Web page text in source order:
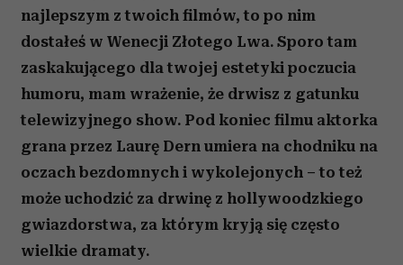
najlepszym z twoich filmów, to po nim
dostałeś w Wenecji Złotego Lwa. Sporo tam
zaskakującego dla twojej estetyki poczucia
humoru, mam wrażenie, że drwisz z gatunku
telewizyjnego show. Pod koniec filmu aktorka
grana przez Laurę Dern umiera na chodniku na
oczach bezdomnych i wykolejonych – to też
może uchodzić za drwinę z hollywoodzkiego
gwiazdorstwa, za którym kryją się często
wielkie dramaty.